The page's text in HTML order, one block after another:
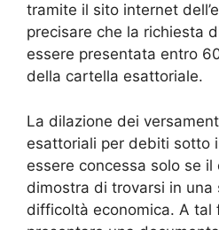
tramite il sito internet
precisare che la richiesta
essere presentata entro
della cartella esattoriale.
La dilazione dei
esattoriali per debiti sotto
essere concessa solo se
dimostra di trovarsi in una
difficoltà economica. A tal